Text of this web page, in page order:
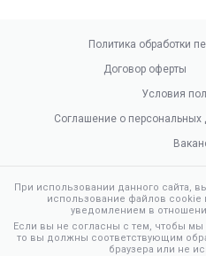
Политика обработки
Договор оферты
Условия
Соглашение о персональных
При использовании данного сайта,
использование файлов cookie
уведомлением в
Если вы не согласны с тем, чтобы
то вы должны соответствующим
браузера или не